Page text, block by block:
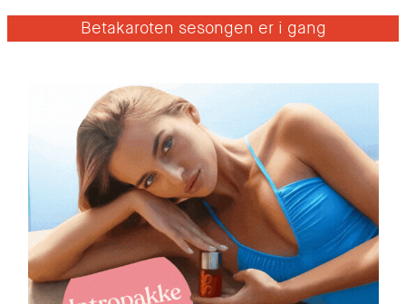
Betakaroten sesongen er i gang